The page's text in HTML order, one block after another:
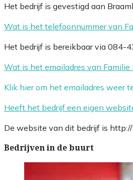
Het bedrijf is gevestigd aan
Wat is het telefoonnummer van
Het bedrijf is bereikbaar via 084-
Wat is het emailadres van Familie
Klik hier om het emailadres weer
Heeft het bedrijf een eigen
De website van dit bedrijf is
Bedrijven in de buurt